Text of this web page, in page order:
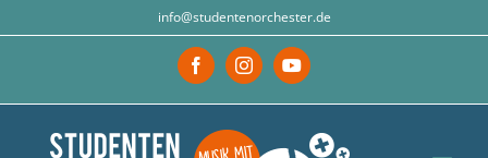
info@studentenorchester.de
FacebookInstagramYouTube